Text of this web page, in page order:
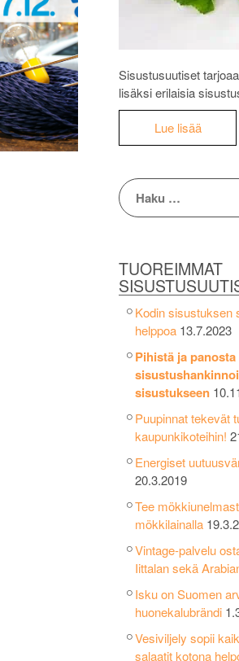
Sisustusuutiset
lisäksi erilaisia
Lue lisää
TUOREIMMAT
Kodin sisustuksen
helppoa 13.7.2023
Pihistä ja panosta
sisustukseen
Puupinnat tekevät
kaupunkikoteihin!
Energiset
20.3.2019
Tee
mökkilainalla
Vintage-palvelu
Iittalan sekä
Isku on Suomen
huonekalubrändi
Vesiviljely sopii
salaatit kotona